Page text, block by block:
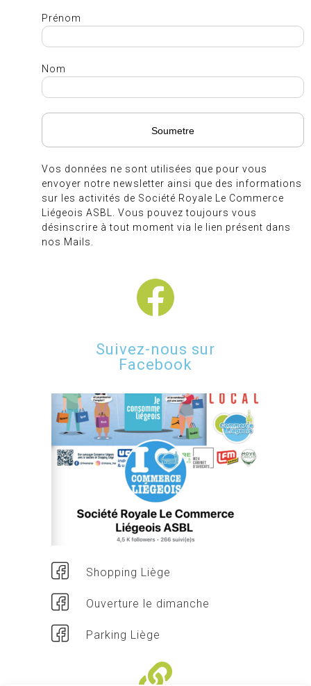
Prénom
Nom
Vos données ne sont utilisées que pour vous
envoyer notre newsletter ainsi que des informations
sur les activités de Société Royale Le Commerce
Liégeois ASBL. Vous pouvez toujours vous
désinscrire à tout moment via le lien présent dans
nos Mails.
Suivez-nous sur
Facebook
Shopping Liège
Ouverture le dimanche
Parking Liège